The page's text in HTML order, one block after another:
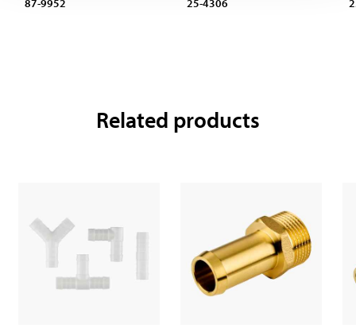
87-9952 25-4306
Related products